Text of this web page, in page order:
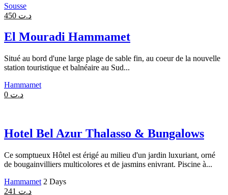
Sousse
د.ت 450
El Mouradi Hammamet
Situé au bord d'une large plage de sable fin, au coeur de la nouvelle
station touristique et balnéaire au Sud...
Hammamet
د.ت 0
Hotel Bel Azur Thalasso & Bungalows
Ce somptueux Hôtel est érigé au milieu d'un jardin luxuriant, orné
de bougainvilliers multicolores et de jasmins enivrant. Piscine à...
Hammamet 2 Days
د.ت 241